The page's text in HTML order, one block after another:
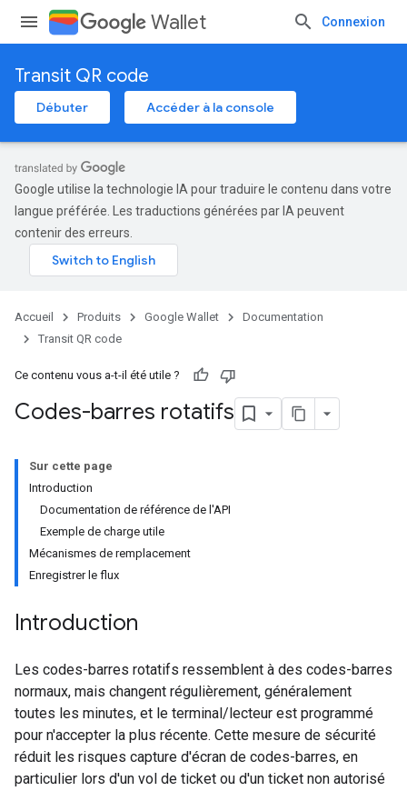
Wallet Connexion
Transit QR code
Débuter Accéder à la console
Google utilise la technologie IA pour traduire le contenu dans votre
langue préférée. Les traductions générées par IA peuvent
contenir des erreurs.
Accueil Produits Google Wallet
Documentation
Transit QR code
Ce contenu vous a-t-il été utile ?
Codes-barres rotatifs
Sur cette page
Introduction
Documentation de référence de l'API
Exemple de charge utile
Mécanismes de remplacement
Enregistrer le flux
Introduction
Les codes-barres rotatifs ressemblent à des codes-barres
normaux, mais changent régulièrement, généralement
toutes les minutes, et le terminal/lecteur est programmé
pour n'accepter la plus récente. Cette mesure de sécurité
réduit les risques capture d'écran de codes-barres, en
particulier lors d'un vol de ticket ou d'un ticket non autorisé